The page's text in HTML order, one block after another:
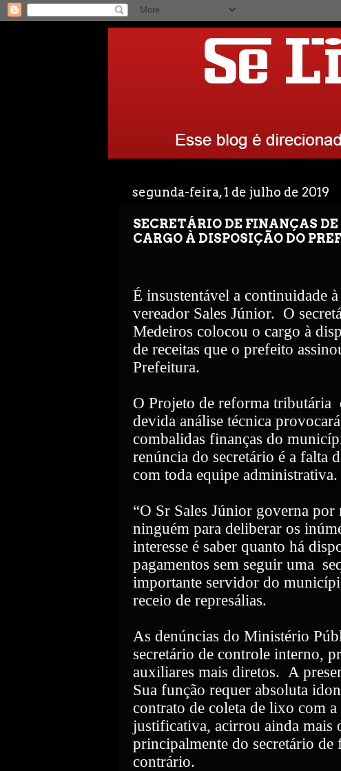
segunda-feira, 1 de julho de 2019
SECRETÁRIO DE FINANÇAS
CARGO À DISPOSIÇÃO DO
É insustentável a continuidade
vereador Sales Júnior. O
Medeiros colocou o cargo à
de receitas que o prefeito
Prefeitura.
O Projeto de reforma tributária
devida análise técnica
combalidas finanças do
renúncia do secretário é a falta
com toda equipe administrativa.
“O Sr Sales Júnior governa por
ninguém para deliberar os
interesse é saber quanto há
pagamentos sem seguir uma
importante servidor do
receio de represálias.
As denúncias do Ministério
secretário de controle interno,
auxiliares mais diretos. A
Sua função requer absoluta
contrato de coleta de lixo com
justificativa, acirrou ainda mais
principalmente do secretário de
contrário.